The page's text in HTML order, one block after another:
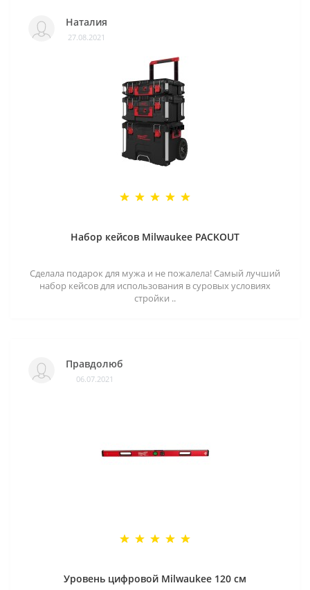
Наталия
27.08.2021
Набор кейсов Milwaukee PACKOUT
Сделала подарок для мужа и не пожалела! Самый лучший
набор кейсов для использования в суровых условиях
стройки ..
Правдолюб
06.07.2021
Уровень цифровой Milwaukee 120 см